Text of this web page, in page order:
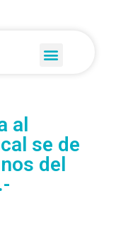
al
se de
del